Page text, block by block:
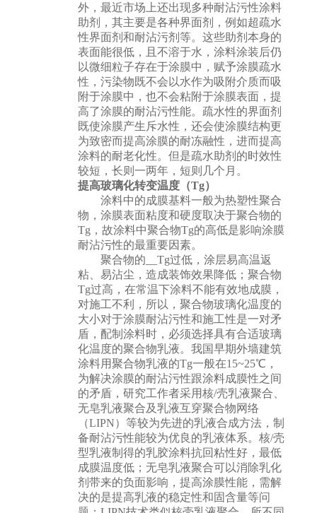
外，最近市场上还出现多种耐沾污性涂料
助剂，其主要是各种界面剂，例如超疏水
性界面剂和耐沾污剂等。这些助剂本身的
表面能很低，且不溶于水，涂料涂装后仍
以微细粒子存在于涂膜中，赋予涂膜疏水
性，污染物既不会以水作为吸附介质而吸
附于涂膜中，也不会粘附于涂膜表面，提
高了涂膜的耐沾污性能。疏水性的界面剂
既使涂膜产生斥水性，还会使涂膜结构更
为致密而提高涂膜的耐冻融性，进而提高
涂料的耐老化性。但是疏水助剂的时效性
较短，长则一两年，短则几个月。
提高玻璃化转变温度（Tg）
涂料中的成膜基料一般为热塑性聚合
物，涂膜表面粘度和硬度取决于聚合物的
Tg，故涂料中聚合物Tg的高低是影响涂膜
耐沾污性的最重要因素。
聚合物的__Tg过低，涂层易高温返
粘、易沾尘，造成装饰效果降低；聚合物
Tg过高，在常温下涂料不能有效地成膜，
对施工不利，所以，聚合物玻璃化温度的
大小对于涂膜耐沾污性和施工性是一对矛
盾，配制涂料时，必须选择具有合适玻璃
化温度的聚合物乳液。我国早期外墙建筑
涂料用聚合物乳液的Tg一般在15~25℃，
为解决涂膜的耐沾污性跟涂料成膜性之间
的矛盾，研究工作者采用核/壳乳液聚合、
无皂乳液聚合及乳液互穿聚合物网络
（LIPN）等较为先进的乳液合成方法，制
备耐沾污性能较为优良的乳液体系。核/壳
型乳液制得的乳胶涂料抗回粘性好，最低
成膜温度低；无皂乳液聚合可以消除乳化
剂带来的负面影响，提高涂膜性能，需解
决的是提高乳液的稳定性和固含量等问